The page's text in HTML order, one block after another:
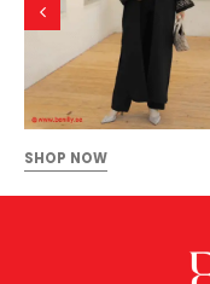
SHOP NOW